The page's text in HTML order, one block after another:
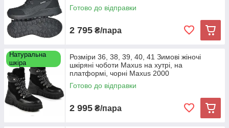
Готово до відправки
2 795 ₴/пара
Натуральна
шкіра
Розміри 36, 38, 39, 40, 41 Зимові жіночі
шкіряні чоботи Maxus на хутрі, на
платформі, чорні Maxus 2000
Готово до відправки
2 995 ₴/пара